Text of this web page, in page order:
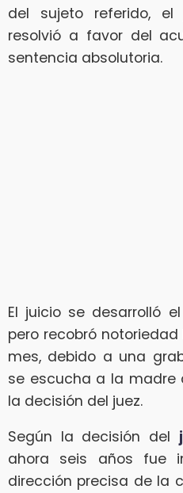
del sujeto referido, el
resolvió a favor del
sentencia absolutoria.
El juicio se desarrolló
pero recobró
mes, debido a una
se escucha a la madre
la decisión del juez.
Según la decisión del
ahora seis años fue
dirección precisa de la